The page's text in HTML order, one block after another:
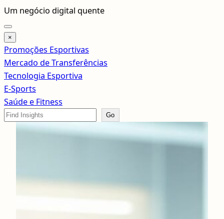
Pular
para
o
conteúdo
Um negócio digital quente
×
Promoções Esportivas
Mercado de Transferências
Tecnologia Esportiva
E-Sports
Saúde e Fitness
Search
Go